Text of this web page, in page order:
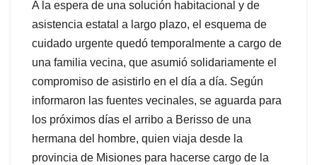
A la espera de una solución habitacional y de
asistencia estatal a largo plazo, el esquema de
cuidado urgente quedó temporalmente a cargo de
una familia vecina, que asumió solidariamente el
compromiso de asistirlo en el día a día. Según
informaron las fuentes vecinales, se aguarda para
los próximos días el arribo a Berisso de una
hermana del hombre, quien viaja desde la
provincia de Misiones para hacerse cargo de la